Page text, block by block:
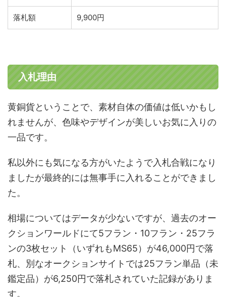
落札額 9,900円
入札理由
黄銅貨ということで、素材自体の価値は低いかもし
れませんが、色味やデザインが美しいお気に入りの
一品です。
私以外にも気になる方がいたようで入札合戦になり
ましたが最終的には無事手に入れることができまし
た。
相場についてはデータが少ないですが、過去のオー
クションワールドにて5フラン・10フラン・25フラ
ンの3枚セット（いずれもMS65）が46,000円で落
札、別なオークションサイトでは25フラン単品（未
鑑定品）が6,250円で落札されていた記録がありま
す。